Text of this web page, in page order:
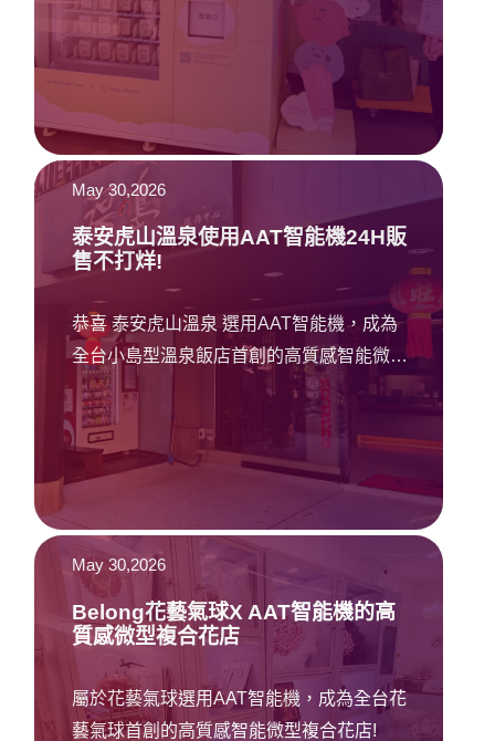
機
May 30,2026
泰安虎山溫泉使用AAT智能機24H販
售不打烊!
恭喜 泰安虎山溫泉 選用AAT智能機，成為
全台小島型溫泉飯店首創的高質感智能微型
複合商店
May 30,2026
Belong花藝氣球X AAT智能機的高
質感微型複合花店
屬於花藝氣球選用AAT智能機，成為全台花
藝氣球首創的高質感智能微型複合花店!